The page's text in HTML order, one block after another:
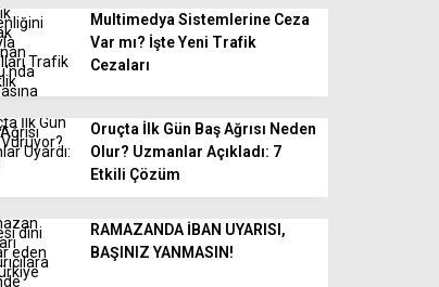
Multimedya Sistemlerine Ceza
Var mı? İşte Yeni Trafik
Cezaları
Oruçta İlk Gün Baş Ağrısı Neden
Olur? Uzmanlar Açıkladı: 7
Etkili Çözüm
RAMAZANDA İBAN UYARISI,
BAŞINIZ YANMASIN!